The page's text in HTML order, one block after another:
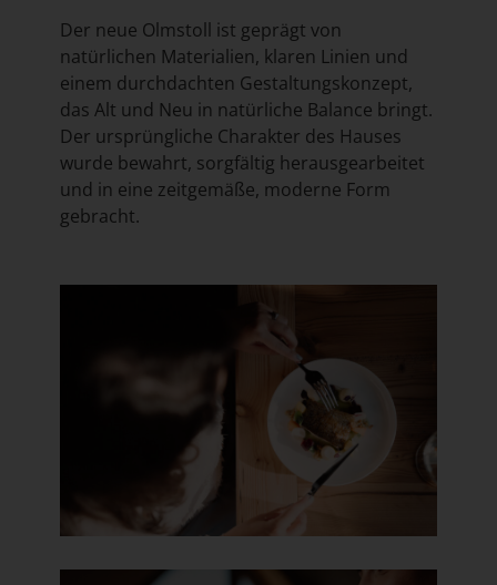
Der neue Olmstoll ist geprägt von
natürlichen Materialien, klaren Linien und
einem durchdachten Gestaltungskonzept,
das Alt und Neu in natürliche Balance bringt.
Der ursprüngliche Charakter des Hauses
wurde bewahrt, sorgfältig herausgearbeitet
und in eine zeitgemäße, moderne Form
gebracht.